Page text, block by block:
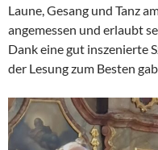
Laune, Gesang und Tanz
angemessen und erlaubt
Dank eine gut inszenierte
der Lesung zum Besten